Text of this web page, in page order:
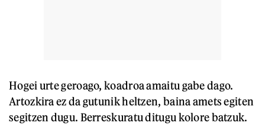
Hogei urte geroago, koadroa amaitu gabe dago.
Artozkira ez da gutunik heltzen, baina amets egiten
segitzen dugu. Berreskuratu ditugu kolore batzuk.